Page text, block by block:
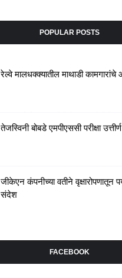
POPULAR POSTS
रेल्वे मालधक्क्यातील माथाडी
तेजस्विनी बोबडे एमपीएससी परीक्षा उत्तीर्ण
जीकेएन कंपनीच्या वतीने वृक्षारोपणातून
संदेश
FACEBOOK